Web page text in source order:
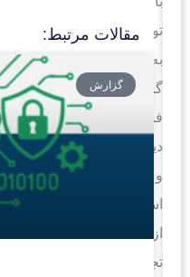
توجه
گسترش
فناوری‌های
دیجیتال
استفاده
تجهیزات
مقالات مرتبط:
گزارش